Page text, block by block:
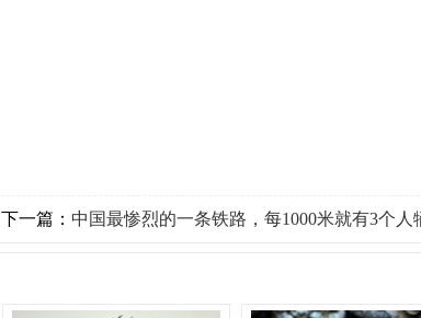
下一篇： 中国最惨烈的一条铁路，每1000米就有3个人